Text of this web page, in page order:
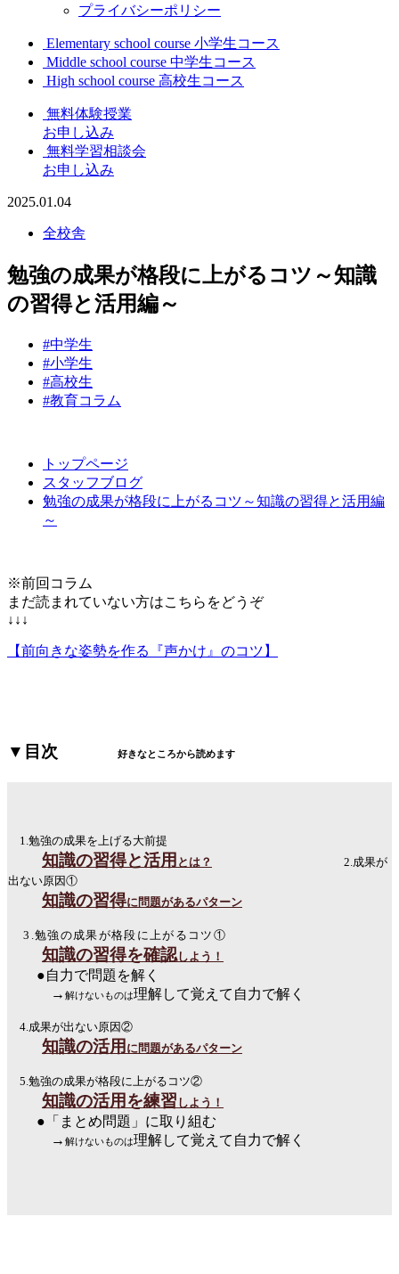
プライバシーポリシー
Elementary school course 小学生コース
Middle school course 中学生コース
High school course 高校生コース
無料体験授業
お申し込み
無料学習相談会
お申し込み
2025.01.04
全校舎
勉強の成果が格段に上がるコツ～知識
の習得と活用編～
#中学生
#小学生
#高校生
#教育コラム
トップページ
スタッフブログ
勉強の成果が格段に上がるコツ～知識の習得と活用編
～
※前回コラム
まだ読まれていない方はこちらをどうぞ
↓↓↓
【前向きな姿勢を作る『声かけ』のコツ】
▼目次 好きなところから読めます
1.勉強の成果を上げる大前提
知識の習得と活用 とは？
2.成果が
出ない原因①
知識の習得に問題があるパターン
3.勉強の成果が格段に上がるコツ①
知識の習得を確認しよう！
●自力で問題を解く
→ 解けないものは理解して覚えて自力で解く
4.成果が出ない原因②
知識の活用 に問題があるパターン
5.勉強の成果が格段に上がるコツ②
知識の活用を練習 しよう！
●「まとめ問題」に取り組む
→ 解けないものは理解して覚えて自力で解く